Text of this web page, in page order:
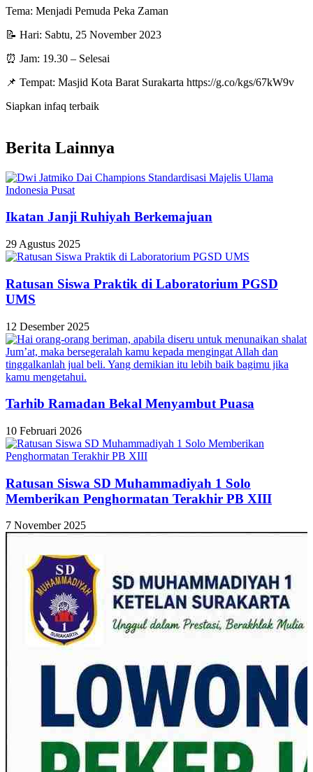
Tema: Menjadi Pemuda Peka Zaman
📝 Hari: Sabtu, 25 November 2023
⏰ Jam: 19.30 – Selesai
📌 Tempat: Masjid Kota Barat Surakarta https://g.co/kgs/67kW9v
Siapkan infaq terbaik
Berita Lainnya
Ikatan Janji Ruhiyah Berkemajuan
29 Agustus 2025
Ratusan Siswa Praktik di Laboratorium PGSD
UMS
12 Desember 2025
Tarhib Ramadan Bekal Menyambut Puasa
10 Februari 2026
Ratusan Siswa SD Muhammadiyah 1 Solo
Memberikan Penghormatan Terakhir PB XIII
7 November 2025